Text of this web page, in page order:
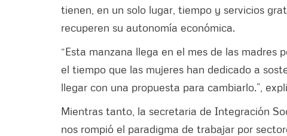
tienen, en un solo lugar, tiempo y servicios
recuperen su autonomía económica.
“Esta manzana llega en el mes de las madres
el tiempo que las mujeres han dedicado a
llegar con una propuesta para cambiarlo.”,
Mientras tanto, la secretaria de Integración
nos rompió el paradigma de trabajar por